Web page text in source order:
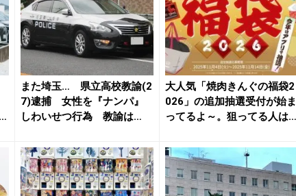
また埼玉… 県立高校教諭(2
7)逮捕 女性を『ナンパ』
しわいせつ行為 教諭は
大人気「焼肉きんぐの福袋2
026」の追加抽選受付が始ま
ってるよ～。狙ってる人は